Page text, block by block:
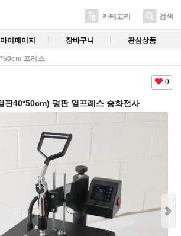
카테고리 검색
마이페이지 장바구니 관심상품
프레스
0
판40*50cm) 평판 열프레스 승화전사